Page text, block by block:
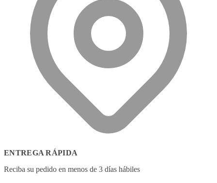
ENTREGA RÁPIDA
Reciba su pedido en menos de 3 días hábiles